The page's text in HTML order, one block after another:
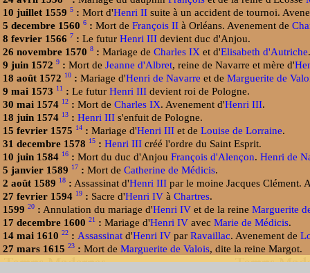
10 juillet 1559 5 : Mort d'Henri II suite à un accident de tournoi.
5 decembre 1560 6 : Mort de François II à Orléans. Avenement de
8 fevrier 1566 7 : Le futur Henri III devient duc d'Anjou.
26 novembre 1570 8 : Mariage de Charles IX et d'Elisabeth d'Autriche.
9 juin 1572 9 : Mort de Jeanne d'Albret, reine de Navarre et mère d'
18 août 1572 10 : Mariage d'Henri de Navarre et de Marguerite de
9 mai 1573 11 : Le futur Henri III devient roi de Pologne.
30 mai 1574 12 : Mort de Charles IX. Avenement d'Henri III.
18 juin 1574 13 : Henri III s'enfuit de Pologne.
15 fevrier 1575 14 : Mariage d'Henri III et de Louise de Lorraine.
31 decembre 1578 15 : Henri III créé l'ordre du Saint Esprit.
10 juin 1584 16 : Mort du duc d'Anjou François d'Alençon. Henri de
5 janvier 1589 17 : Mort de Catherine de Médicis.
2 août 1589 18 : Assassinat d'Henri III par le moine Jacques Clément.
27 fevrier 1594 19 : Sacre d'Henri IV à Chartres.
1599 20 : Annulation du mariage d'Henri IV et de la reine Marguerite
17 decembre 1600 21 : Mariage d'Henri IV avec Marie de Médicis.
14 mai 1610 22 : Assassinat d'Henri IV par Ravaillac. Avenement de
27 mars 1615 23 : Mort de Marguerite de Valois, dite la reine Margot.